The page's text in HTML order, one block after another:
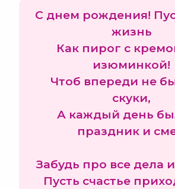
С днем рождения!
жизнь
Как пирог с
изюминкой!
Чтоб впереди не
скуки,
А каждый день
праздник и
Забудь про все дела
Пусть счастье